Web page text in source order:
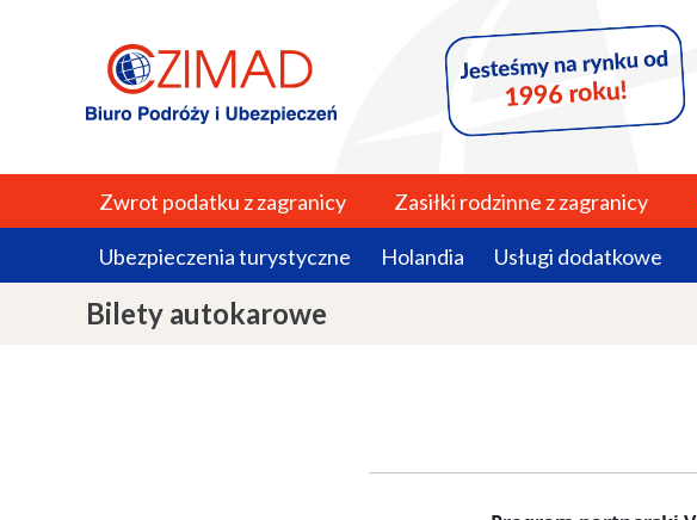
Zwrot podatku z zagranicy Zasiłki rodzinne z zagranicy
Ubezpieczenia turystyczne Holandia Usługi dodatkowe
Bilety autokarowe